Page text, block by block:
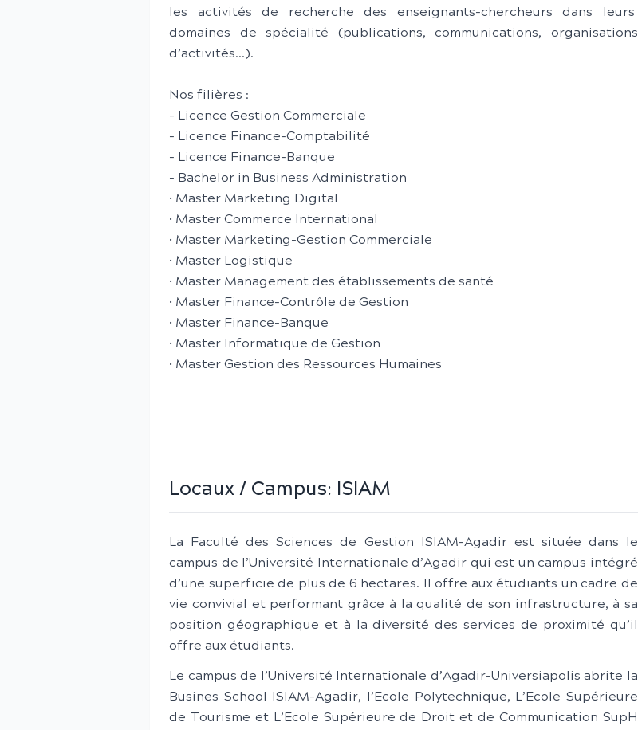
les activités de recherche des enseignants-chercheurs dans leurs
domaines de spécialité (publications, communications, organisations
d’activités…).
Nos filières :
- Licence Gestion Commerciale
- Licence Finance-Comptabilité
- Licence Finance-Banque
- Bachelor in Business Administration
• Master Marketing Digital
• Master Commerce International
• Master Marketing-Gestion Commerciale
• Master Logistique
• Master Management des établissements de santé
• Master Finance-Contrôle de Gestion
• Master Finance-Banque
• Master Informatique de Gestion
• Master Gestion des Ressources Humaines
Locaux / Campus: ISIAM
La Faculté des Sciences de Gestion ISIAM-Agadir est située dans le
campus de l’Université Internationale d’Agadir qui est un campus intégré
d’une superficie de plus de 6 hectares. Il offre aux étudiants un cadre de
vie convivial et performant grâce à la qualité de son infrastructure, à sa
position géographique et à la diversité des services de proximité qu’il
offre aux étudiants.
Le campus de l’Université Internationale d’Agadir-Universiapolis abrite la
Busines School ISIAM-Agadir, l’Ecole Polytechnique, L’Ecole Supérieure
de Tourisme et L’Ecole Supérieure de Droit et de Communication SupH